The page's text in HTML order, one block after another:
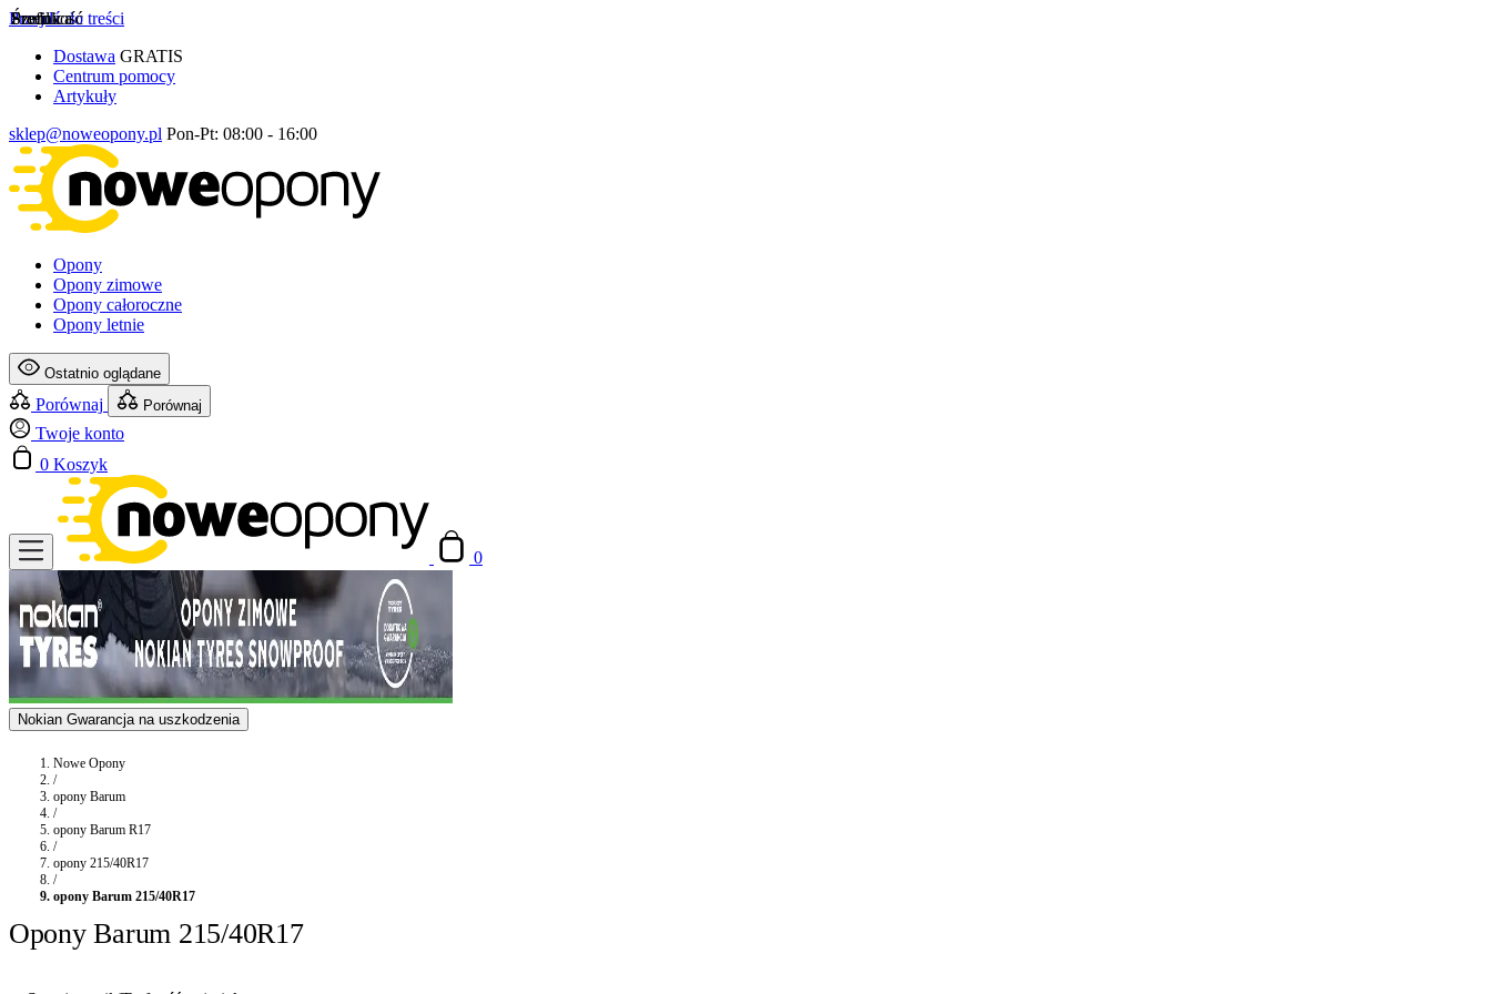
Przejdź do treści
Dostawa GRATIS
Centrum pomocy
Artykuły
sklep@noweopony.pl Pon-Pt: 08:00 - 16:00
Opony
Opony zimowe
Opony całoroczne
Opony letnie
Ostatnio oglądane
Porównaj Porównaj
Twoje konto
0 Koszyk
0
Nokian Gwarancja na uszkodzenia
Nowe Opony
/
opony Barum
/
opony Barum R17
/
opony 215/40R17
/
opony Barum 215/40R17
Opony Barum 215/40R17
Szerokość
Profil
Średnica